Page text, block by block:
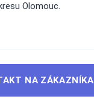
Olomouc.
NA ZÁKAZNÍKA